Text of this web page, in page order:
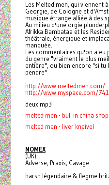
Les Melted men, qui viennent
Georgie, de Cologne et
musique étrange alliée à des
Au milieu d'une orgie
Afrikka Bambataa et les
théâtrale, énergique et
manquée.
Les commentaires qu'on a
du genre "vraiment le plus
entière", ou bien encore "si tu
pendre"
http://www.meltedmen.com/
http://www.myspace.com/
deux mp3 :
melted men - bull in china shop
melted men - liver kneivel
NOMEX
(UK)
Adverse, Praxis, Cavage
harsh légendaire & flegme